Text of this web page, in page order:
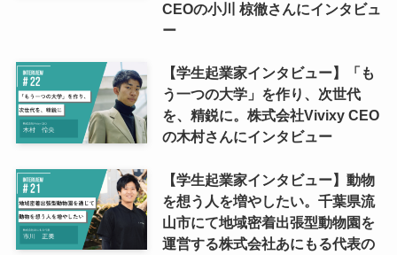
CEOの小川 椋徹さんにインタビュ
ー
【学生起業家インタビュー】「も
う一つの大学」を作り、次世代
を、精鋭に。株式会社Vivixy CEO
の木村さんにインタビュー
【学生起業家インタビュー】動物
を想う人を増やしたい。千葉県流
山市にて地域密着出張型動物園を
運営する株式会社あにもる代表の